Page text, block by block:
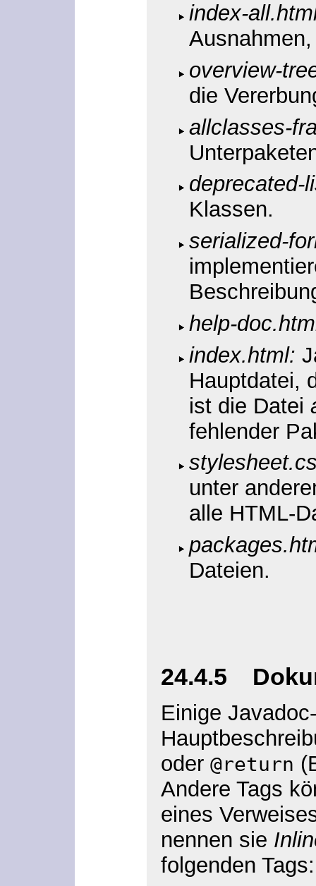
index-
overview-
die
allclasses-
deprecated-
Klassen.
serialized-
help-
index.html:
Hauptdatei,
ist die Datei
fehlender
unter
alle HTML-
Dateien.
24.4.5
Einige
oder @return
Andere Tags
eines
nennen sie
folgenden Tags: